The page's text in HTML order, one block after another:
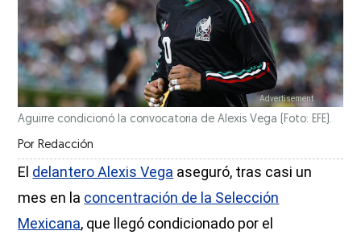
Aguirre condicionó la convocatoria de Alexis Vega (Foto: EFE).
Por Redacción
El delantero Alexis Vega aseguró, tras casi un
mes en la concentración de la Selección
Mexicana, que llegó condicionado por el